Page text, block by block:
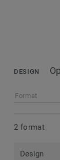
DESIGN
Format
2 format
Design